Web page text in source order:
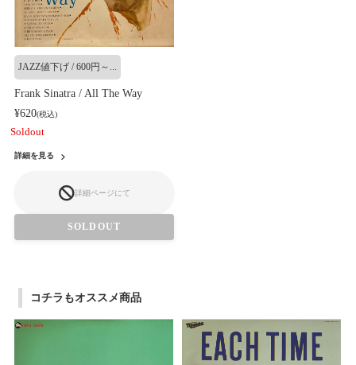
JAZZ値下げ / 600円～...
Frank Sinatra / All The Way
¥620(税込)
Soldout
詳細を見る
詳細ページにて
SOLDOUT
コチラもオススメ商品